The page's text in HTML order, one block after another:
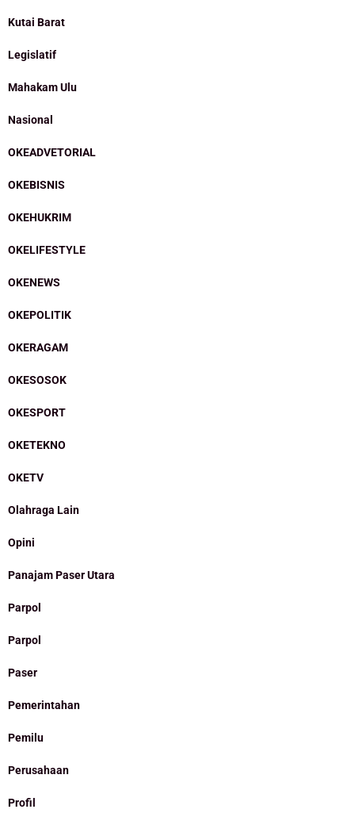
Kutai Barat
Legislatif
Mahakam Ulu
Nasional
OKEADVETORIAL
OKEBISNIS
OKEHUKRIM
OKELIFESTYLE
OKENEWS
OKEPOLITIK
OKERAGAM
OKESOSOK
OKESPORT
OKETEKNO
OKETV
Olahraga Lain
Opini
Panajam Paser Utara
Parpol
Parpol
Paser
Pemerintahan
Pemilu
Perusahaan
Profil